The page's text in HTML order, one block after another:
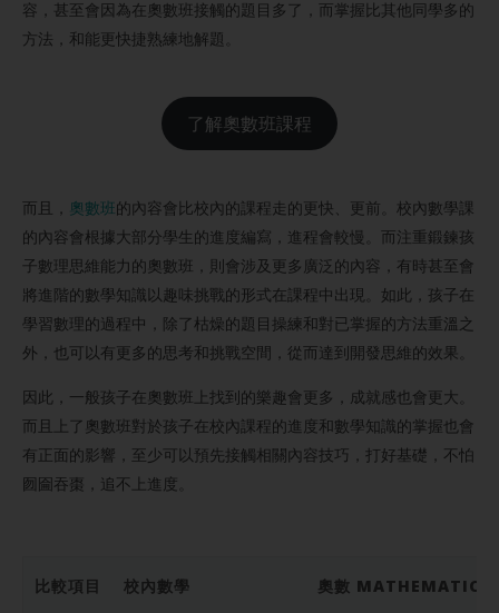
容，甚至會因為在奧數班接觸的題目多了，而掌握比其他同學多的
方法，和能更快捷熟練地解題。
了解奧數班課程
而且， 奧數班的內容會比校內的課程走的更快、更前。校內數學課
的內容會根據大部分學生的進度編寫，進程會較慢。而注重鍛鍊孩
子數理思維能力的奧數班，則會涉及更多廣泛的內容，有時甚至會
將進階的數學知識以趣味挑戰的形式在課程中出現。如此，孩子在
學習數理的過程中，除了枯燥的題目操練和對已掌握的方法重溫之
外，也可以有更多的思考和挑戰空間，從而達到開發思維的效果。
因此，一般孩子在奧數班上找到的樂趣會更多，成就感也會更大。
而且上了奧數班對於孩子在校內課程的進度和數學知識的掌握也會
有正面的影響，至少可以預先接觸相關內容技巧，打好基礎，不怕
囫圇吞棗，追不上進度。
比較項目 校內數學 奧數